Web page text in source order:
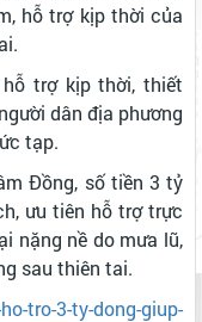
hỗ trợ kịp thời của
trợ kịp thời, thiết
dân địa phương
tạp.
Đồng, số tiền 3 tỷ
ưu tiên hỗ trợ trực
nặng nề do mưa lũ,
sau thiên tai.
tro-3-ty-dong-giup-